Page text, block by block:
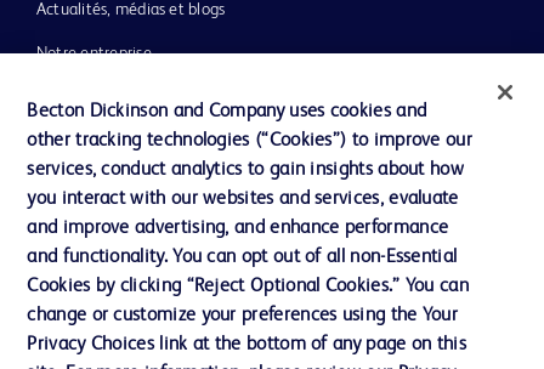
Actualités, médias et blogs
Notre entreprise
Assistance
Nous contacter
Préférences en matière de cookies
Confidentialité
Becton Dickinson and Company uses cookies and
other tracking technologies (“Cookies”) to improve our
services, conduct analytics to gain insights about how
you interact with our websites and services, evaluate
and improve advertising, and enhance performance
and functionality. You can opt out of all non-Essential
Cookies by clicking “Reject Optional Cookies.” You can
change or customize your preferences using the Your
Privacy Choices link at the bottom of any page on this